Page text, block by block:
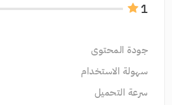
1
جودة المحتوى
سهولة الاستخدام
سرعة التحميل